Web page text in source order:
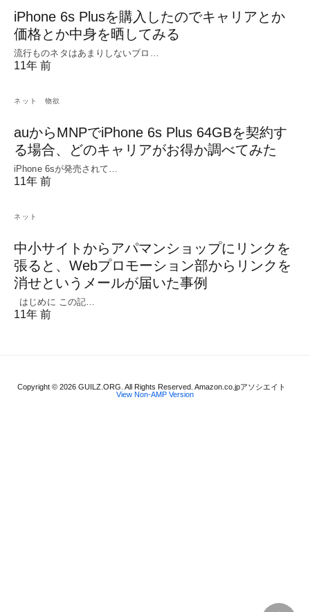
iPhone 6s Plusを購入したのでキャリアとか
価格とか中身を晒してみる
流行ものネタはあまりしないブロ…
11年 前
ネット 物欲
auからMNPでiPhone 6s Plus 64GBを契約す
る場合、どのキャリアがお得か調べてみた
iPhone 6sが発売されて…
11年 前
ネット
中小サイトからアパマンショップにリンクを
張ると、Webプロモーション部からリンクを
消せというメールが届いた事例
はじめに この記…
11年 前
Copyright © 2026 GUILZ.ORG. All Rights Reserved. Amazon.co.jpアソシエイト
View Non-AMP Version